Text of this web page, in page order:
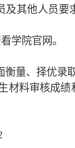
其他人员要
学院官网。
量、择优录
材料审核成